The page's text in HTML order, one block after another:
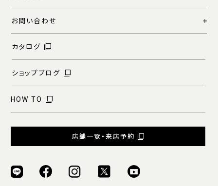
お問い合わせ
カタログ
ショップブログ
HOW TO
店舗一覧・来店予約